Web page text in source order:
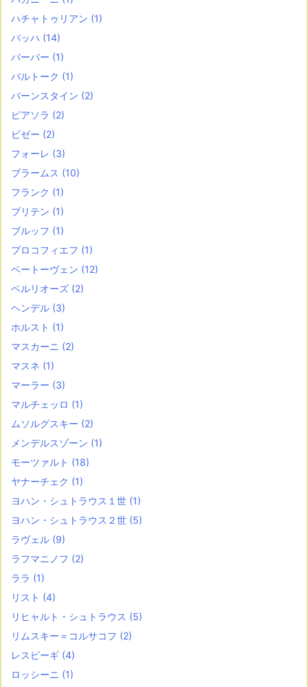
ハチャトゥリアン (1)
バッハ (14)
バーバー (1)
バルトーク (1)
バーンスタイン (2)
ピアソラ (2)
ビゼー (2)
フォーレ (3)
ブラームス (10)
フランク (1)
ブリテン (1)
ブルッフ (1)
プロコフィエフ (1)
ベートーヴェン (12)
ベルリオーズ (2)
ヘンデル (3)
ホルスト (1)
マスカーニ (2)
マスネ (1)
マーラー (3)
マルチェッロ (1)
ムソルグスキー (2)
メンデルスゾーン (1)
モーツァルト (18)
ヤナーチェク (1)
ヨハン・シュトラウス１世 (1)
ヨハン・シュトラウス２世 (5)
ラヴェル (9)
ラフマニノフ (2)
ララ (1)
リスト (4)
リヒャルト・シュトラウス (5)
リムスキー＝コルサコフ (2)
レスピーギ (4)
ロッシーニ (1)